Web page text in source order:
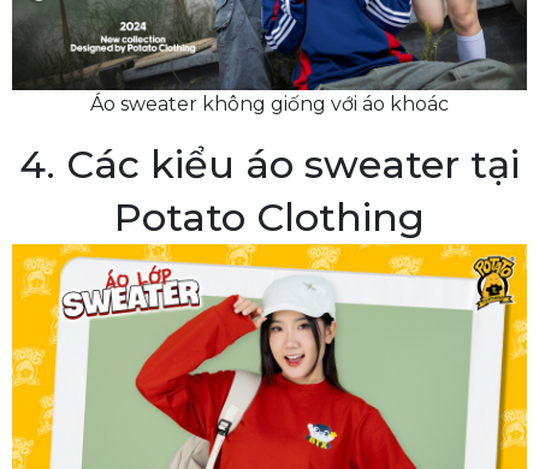
Áo sweater không giống với áo khoác
4. Các kiểu áo sweater tại
Potato Clothing